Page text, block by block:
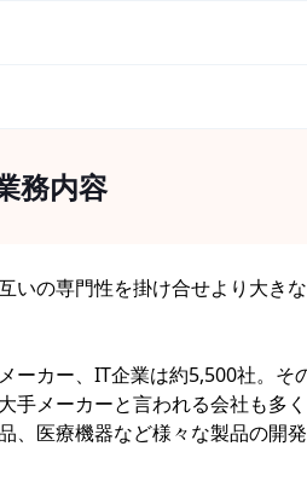
務内容
いの専門性を掛け合せより大き
ーカー、IT企業は約5,500社。そ
手メーカーと言われる会社も多
、医療機器など様々な製品の開